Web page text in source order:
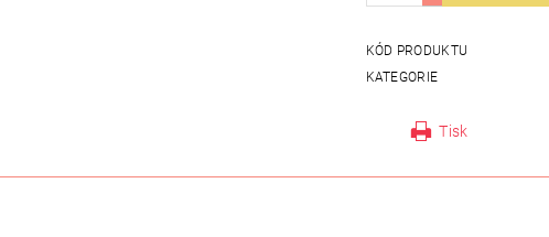
KÓD PRODUKTU
KATEGORIE
Tisk